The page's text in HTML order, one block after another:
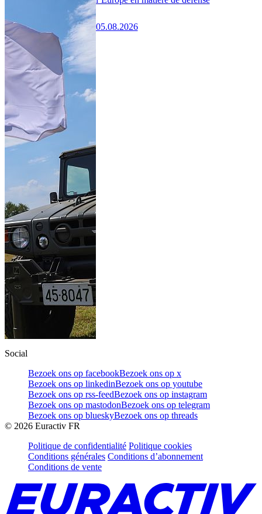
05.08.2026
Social
Bezoek ons op facebookBezoek ons op x
Bezoek ons op linkedinBezoek ons op youtube
Bezoek ons op rss-feedBezoek ons op instagram
Bezoek ons op mastodonBezoek ons op telegram
Bezoek ons op blueskyBezoek ons op threads
© 2026 Euractiv FR
Politique de confidentialité Politique cookies
Conditions générales Conditions d’abonnement
Conditions de vente